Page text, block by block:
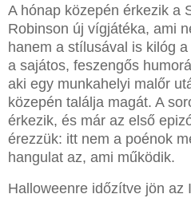
A hónap közepén érkezik a
Robinson új vígjátéka, ami
hanem a stílusával is kilóg
a sajátos, feszengős
aki egy munkahelyi malőr
közepén találja magát. A
érkezik, és már az első
érezzük: itt nem a poénok
hangulat az, ami működik.
Halloweenre időzítve jön az